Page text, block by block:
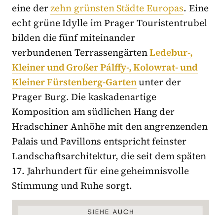
eine derzehn grünsten Städte Europas. Eine
echt grüne Idylle im Prager Touristentrubel
bilden die fünf miteinander
verbundenen TerrassengärtenLedebur-,
Kleiner und Großer Pálffy-, Kolowrat- und
Kleiner Fürstenberg-Gartenunter der
Prager Burg. Die kaskadenartige
Komposition am südlichen Hang der
Hradschiner Anhöhe mit den angrenzenden
Palais und Pavillons entspricht feinster
Landschaftsarchitektur, die seit dem späten
17. Jahrhundert für eine geheimnisvolle
Stimmung und Ruhe sorgt.